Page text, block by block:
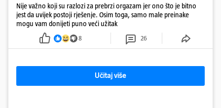
Nije važno koji su razlozi za prebrzi orgazam jer ono što je bitno
jest da uvijek postoji rješenje. Osim toga, samo male preinake
mogu vam donijeti puno veći užitak
8 26
Učitaj više